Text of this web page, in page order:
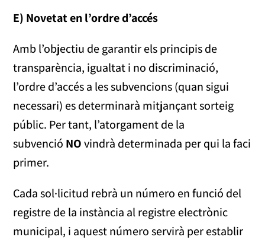
E) Novetat en l’ordre d’accés
Amb l’objectiu de garantir els principis de
transparència, igualtat i no discriminació,
l’ordre d’accés a les subvencions (quan sigui
necessari) es determinarà mitjançant sorteig
públic. Per tant, l’atorgament de la
subvenció NOvindrà determinada per qui la faci
primer.
Cada sol·licitud rebrà un número en funció del
registre de la instància al registre electrònic
municipal, i aquest número servirà per establir